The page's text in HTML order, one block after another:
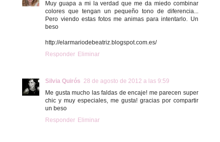
Muy guapa a mi la verdad que me da miedo combinar
colores que tengan un pequeño tono de diferencia...
Pero viendo estas fotos me animas para intentarlo. Un
beso
http://elarmariodebeatriz.blogspot.com.es/
Responder Eliminar
Silvia Quirós 28 de agosto de 2012 a las 9:59
Me gusta mucho las faldas de encaje! me parecen super
chic y muy especiales, me gusta! gracias por compartir
un beso
Responder Eliminar